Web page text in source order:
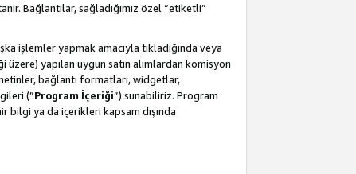
Bağlantılar, sağladığımız özel “etiketli”
işlemler yapmak amacıyla tıkladığında veya
yapılan uygun satın alımlardan komisyon
bağlantı formatları, widgetlar,
(”Program İçeriği”) sunabiliriz. Program
ya da içerikleri kapsam dışında